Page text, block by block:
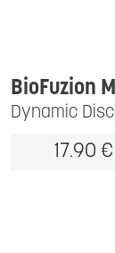
Dynamic
BioFuzion
17.90 €